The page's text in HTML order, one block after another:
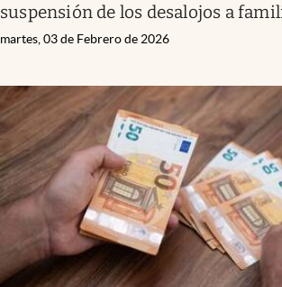
suspensión de los desalojos a
martes, 03 de Febrero de 2026